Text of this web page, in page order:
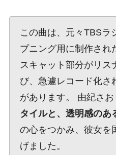
この曲は、元々TBSラ
プニング用に制作され
スキャット部分がリス
び、急遽レコード化さ
があります。 由紀さ
タイルと、透明感のあ
の心をつかみ、彼女を
げました。